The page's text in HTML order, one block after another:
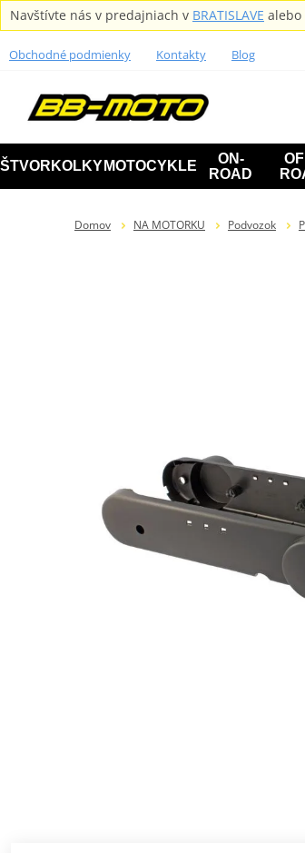
Navštívte nás v predajniach v BRATISLAVE alebo
Obchodné podmienky Kontakty Blog
ŠTVORKOLKY MOTOCYKLE
ON-
ROAD
Domov NA MOTORKU Podvozok